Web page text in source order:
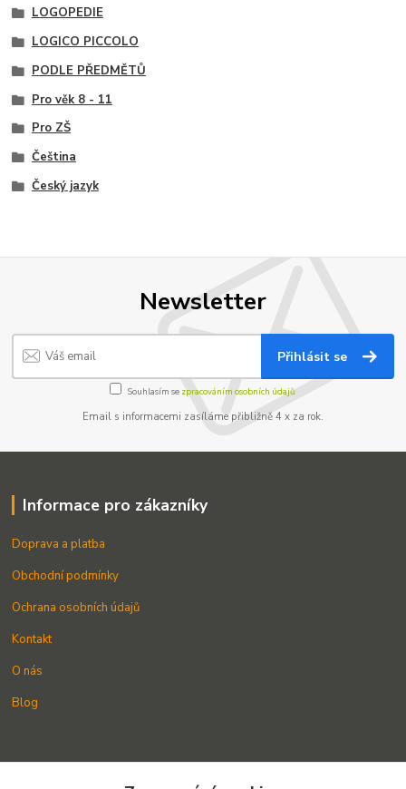
LOGOPEDIE
LOGICO PICCOLO
PODLE PŘEDMĚTŮ
Pro věk 8 - 11
Pro ZŠ
Čeština
Český jazyk
Newsletter
Přihlásit se
Souhlasím se zpracováním osobních údajů.
Email s informacemi zasíláme přibližně 4 x za rok.
Informace pro zákazníky
Doprava a platba
Obchodní podmínky
Ochrana osobních údajů
Kontakt
O nás
Blog